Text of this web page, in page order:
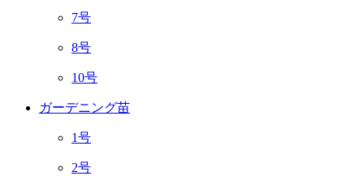
7号
8号
10号
ガーデニング苗
1号
2号